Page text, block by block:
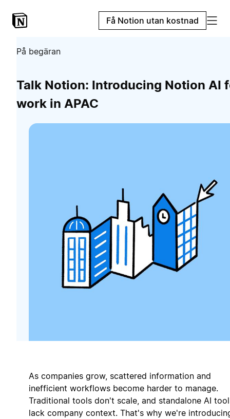
Få Notion utan kostnad
På begäran
Talk Notion: Introducing Notion AI
work in APAC
As companies grow, scattered information and
inefficient workflows become harder to manage.
Traditional tools don't scale, and standalone AI
lack company context. That's why we're